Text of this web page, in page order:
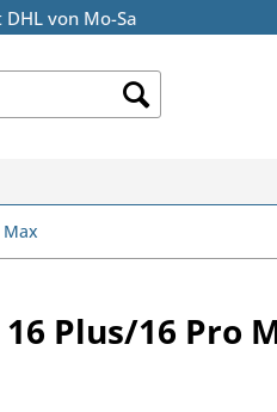
von Mo-Sa
Plus/16 Pro